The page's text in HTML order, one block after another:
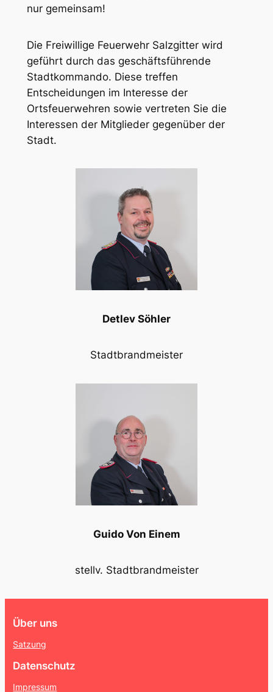
nur gemeinsam!
Die Freiwillige Feuerwehr Salzgitter wird
geführt durch das geschäftsführende
Stadtkommando. Diese treffen
Entscheidungen im Interesse der
Ortsfeuerwehren sowie vertreten Sie die
Interessen der Mitglieder gegenüber der
Stadt.
Detlev Söhler
Stadtbrandmeister
Guido Von Einem
stellv. Stadtbrandmeister
Über uns
Satzung
Datenschutz
Impressum